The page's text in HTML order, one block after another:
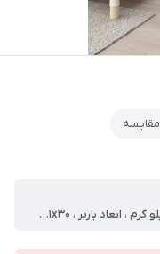
مقایسه
سایر توضیحات ، تحمل وزن برای هر طبقه ۱۱ کیلو گرم ، ابعاد باربر ، ۸۳x۵۱x۳۰ سانتی‌متر ، ابعاد صفحه کف ، ۴۹x۲۸ سانتی‌متر ، بازه ظرفیت باربر ، ۰ تا ۵۰ کیلوگرم ، ظرفیت حمل بار ، ۳۳ کیلوگرم ، فاصله بین طبقات ، ۲۵ سانتی‌متر ، قطر چرخ ، ۷ سانتی‌متر ، وزن باربر ، ۶.۵ کیلوگرم کیلوگرم